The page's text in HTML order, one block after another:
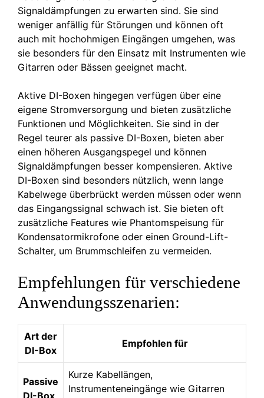
Signaldämpfungen zu erwarten sind. Sie sind
weniger anfällig für Störungen und können oft
auch mit hochohmigen Eingängen umgehen, was
sie besonders für den Einsatz mit Instrumenten wie
Gitarren oder Bässen geeignet macht.
Aktive DI-Boxen hingegen verfügen über eine
eigene Stromversorgung und bieten zusätzliche
Funktionen und Möglichkeiten. Sie sind in der
Regel teurer als passive DI-Boxen, bieten aber
einen höheren Ausgangspegel und können
Signaldämpfungen besser kompensieren. Aktive
DI-Boxen sind besonders nützlich, wenn lange
Kabelwege überbrückt werden müssen oder wenn
das Eingangssignal schwach ist. Sie bieten oft
zusätzliche Features wie Phantomspeisung für
Kondensatormikrofone oder einen Ground-Lift-
Schalter, um Brummschleifen zu vermeiden.
Empfehlungen für verschiedene
Anwendungsszenarien:
Art der
DI-Box
Empfohlen für
Passive
DI-Box
Kurze Kabellängen,
Instrumenteneingänge wie Gitarren